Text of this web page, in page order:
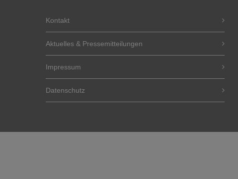
Kontakt
Aktuelles & Pressemitteilungen
Impressum
Datenschutz